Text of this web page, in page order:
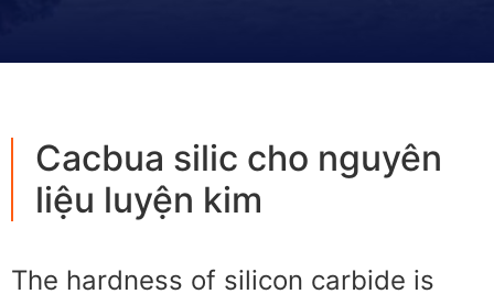
Cacbua silic cho nguyên
liệu luyện kim
The hardness of silicon carbide is